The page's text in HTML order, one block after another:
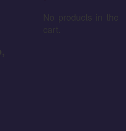
No products in the
cart.